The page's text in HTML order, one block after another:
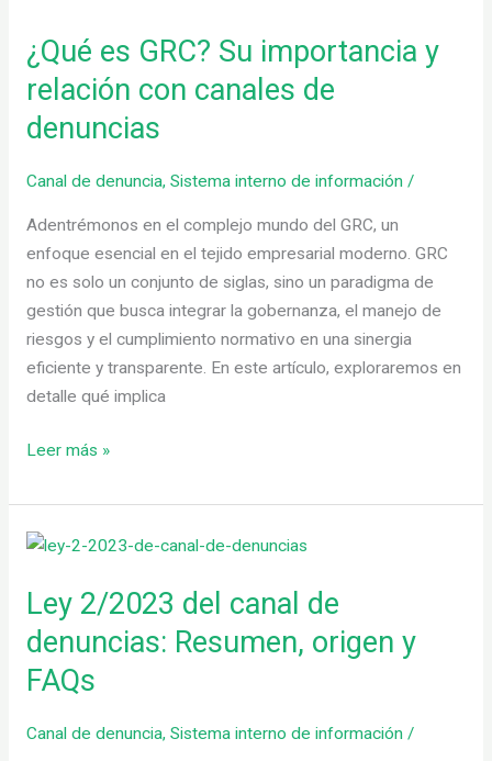
¿Qué es GRC? Su importancia y
relación con canales de
denuncias
Canal de denuncia, Sistema interno de información/
Adentrémonos en el complejo mundo del GRC, un
enfoque esencial en el tejido empresarial moderno. GRC
no es solo un conjunto de siglas, sino un paradigma de
gestión que busca integrar la gobernanza, el manejo de
riesgos y el cumplimiento normativo en una sinergia
eficiente y transparente. En este artículo, exploraremos en
detalle qué implica
GRC?
importancia
y
con
canales
de
denuncias
Leer más »
Ley 2/2023 del canal de
denuncias: Resumen, origen y
FAQs
Canal de denuncia, Sistema interno de información/
Ley
del
canal
de
denuncias:
origen